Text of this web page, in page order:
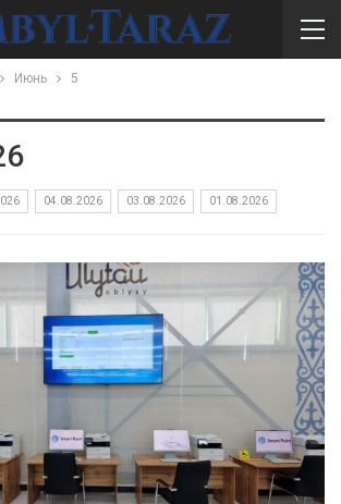
Июнь 5
04.08.2026 03.08.2026 01.08.2026